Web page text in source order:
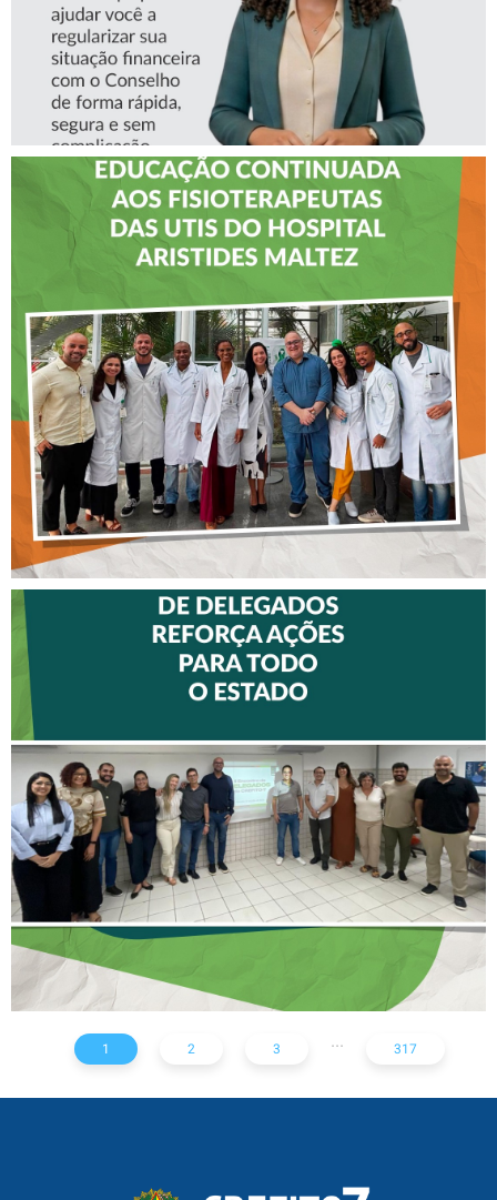
CREFITO-7 LEVA EDUCAÇÃO
CONTINUADA AOS
FISIOTERAPEUTAS DAS UTIs
DO HOSPITAL ARISTIDES
MALTEZ
DELEGADOS REFORÇA
AÇÕES PARA TODO O
ESTADO
1 2 3 ... 317